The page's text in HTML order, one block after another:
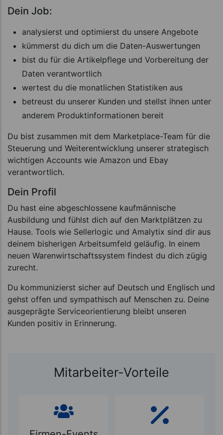
Dein Job:
analysierst und optimierst du unsere Angebote
kümmerst du dich um die Daten-Auswertungen
bist du für die Artikelpflege und Vorbereitung der
Daten verantwortlich
wertest du die monatlichen Statistiken aus
betreust du unserer Kunden und stellst ihnen unter
anderem Produktinformationen bereit
Du bist zusammen mit dem Marketplace-Team für die
Steuerung und Weiterentwicklung unserer strategisch
wichtigen Accounts wie Amazon und Ebay
verantwortlich.
Dein Profil
Du hast eine abgeschlossene kaufmännische
Ausbildung und fühlst dich auf den Marktplätzen zu
Hause. Tools wie Sellerlogic und Amalytix sind dir aus
deinem bisherigen Arbeitsumfeld geläufig. In einem
neuen Warenwirtschaftssystem findest du dich zügig
zurecht.
Du kommunizierst sicher auf Deutsch und Englisch und
gehst offen und sympathisch auf Menschen zu. Deine
ausgeprägte Serviceorientierung bleibt unseren
Kunden positiv in Erinnerung.
Mitarbeiter-Vorteile